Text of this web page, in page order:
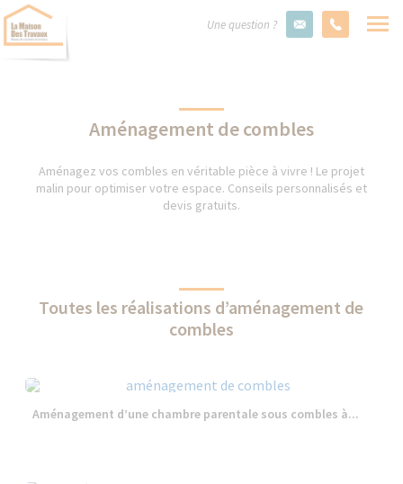
Une question ?
Aménagement de combles
Aménagez vos combles en véritable pièce à vivre ! Le projet
malin pour optimiser votre espace. Conseils personnalisés et
devis gratuits.
Toutes les réalisations d’aménagement de
combles
Aménagement d’une chambre parentale sous combles à...